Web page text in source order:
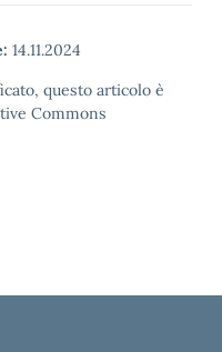
14.11.2024
questo articolo è
Commons